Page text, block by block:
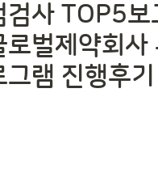
검사 TOP5보
벌제약회사
램 진행후기